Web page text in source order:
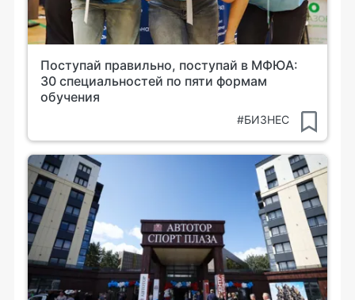
Поступай правильно, поступай в МФЮА:
30 специальностей по пяти формам
обучения
#БИЗНЕС